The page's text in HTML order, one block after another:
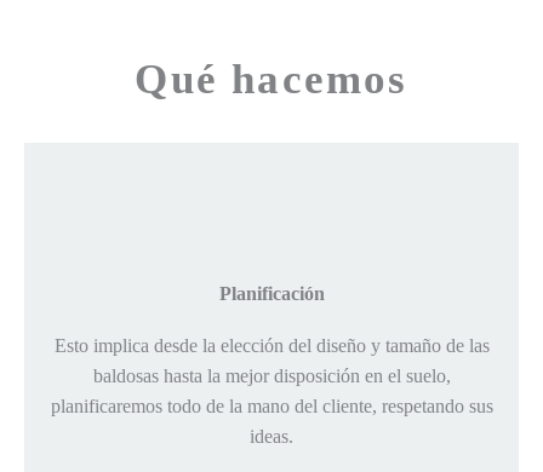
Qué hacemos
Planificación
Esto implica desde la elección del diseño y tamaño de las
baldosas hasta la mejor disposición en el suelo,
planificaremos todo de la mano del cliente, respetando sus
ideas.